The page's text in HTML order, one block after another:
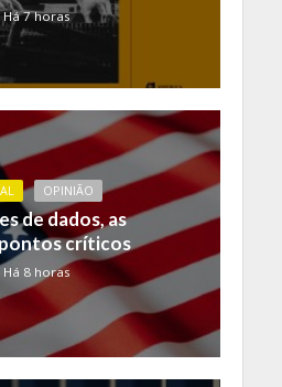
Há 7 horas
OPINIÃO
de dados, as
críticos
Há 8 horas